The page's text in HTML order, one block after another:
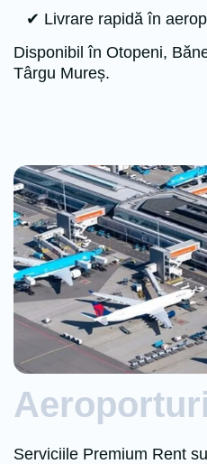
✔ Livrare rapidă în
Disponibil în Otopeni,
Târgu Mureș.
Aeroporturi
Serviciile Premium Rent